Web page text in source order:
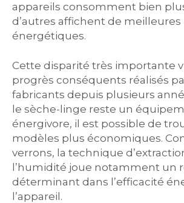
appareils consomment bien
d’autres affichent de
énergétiques.
Cette disparité très importante
progrès conséquents réalisés
fabricants depuis plusieurs
le sèche-linge reste un
énergivore, il est possible de
modèles plus économiques.
verrons, la technique
l’humidité joue notamment un
déterminant dans l’efficacité
l’appareil.